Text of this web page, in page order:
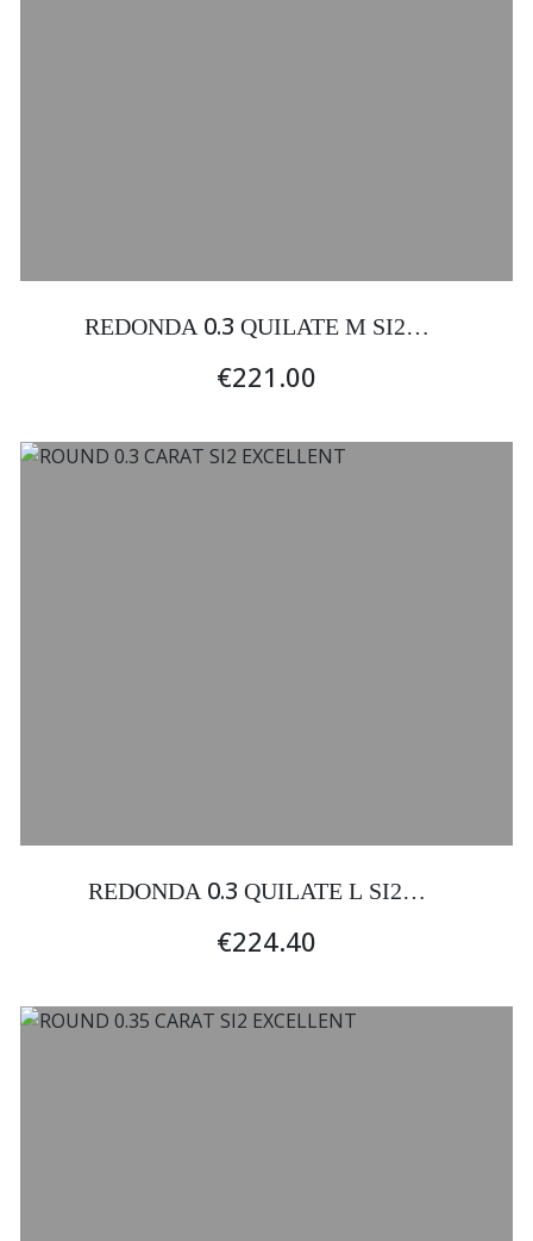
REDONDA 0.3 QUILATE M SI2
EXCELENTE
€221.00
REDONDA 0.3 QUILATE L SI2
EXCELENTE
€224.40